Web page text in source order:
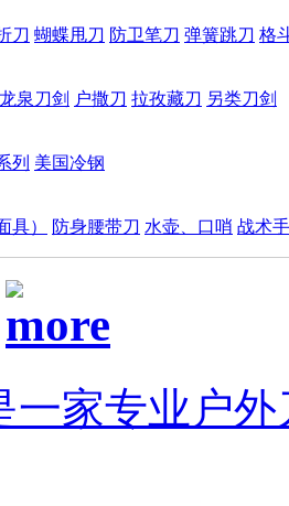
刀 蝴蝶甩刀 防卫笔刀 弹簧跳刀 格
龙泉刀剑 户撒刀 拉孜藏刀 另类刀剑
列 美国冷钢
具） 防身腰带刀 水壶、口哨 战术
一家专业户